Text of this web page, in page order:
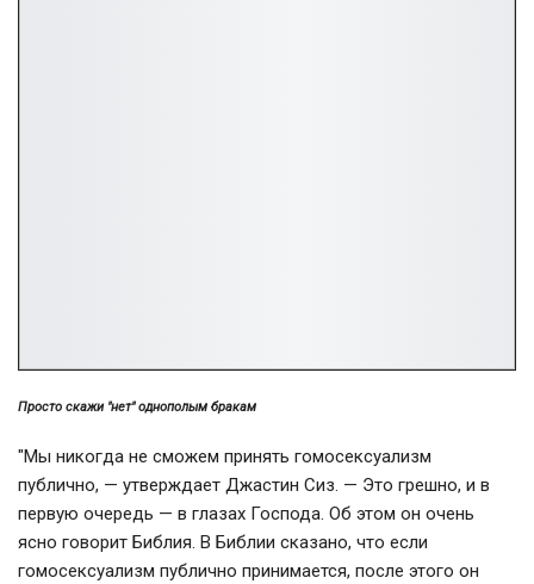
Просто скажи "нет" однополым бракам
"Мы никогда не сможем принять гомосексуализм
публично, — утверждает Джастин Сиз. — Это грешно, и в
первую очередь — в глазах Господа. Об этом он очень
ясно говорит Библия. В Библии сказано, что если
гомосексуализм публично принимается, после этого он